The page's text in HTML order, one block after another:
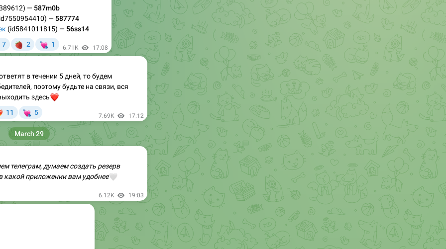
(id5841011815) —
7 2 6.71K
в течении 5 дней, то будем
поэтому будьте на связи, вся
здесь
11 5
телеграм, думаем создать резерв
какой приложении вам удобнее
6.12K
March 29